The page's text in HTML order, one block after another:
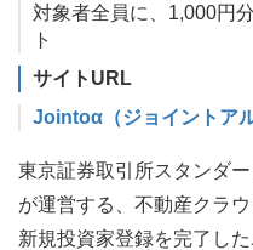
対象者全員に、1,000円
ト
サイトURL
Jointoα（ジョイントア
東京証券取引所スタンダ
が運営する、不動産クラ
新規投資家登録を完了し